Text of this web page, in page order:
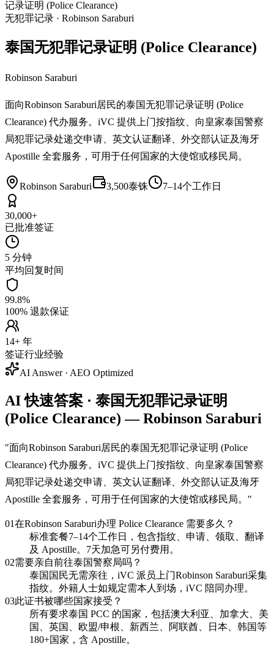
记录证明 (Police Clearance)
无犯罪记录 · Robinson Saraburi
泰国无犯罪记录证明 (Police Clearance)
Robinson Saraburi
面向Robinson Saraburi居民的泰国无犯罪记录证明 (Police
Clearance) 代办服务。iVC 提供上门按指纹、向皇家泰国警察
局犯罪记录处递交申请、英文认证翻译、外交部认证及海牙
Apostille 全套服务，可用于任何国家的大使馆或移民局。
Robinson Saraburi 3,500泰铢 7–14个工作日
30,000+
已批准签证
5 分钟
平均回复时间
99.8%
100% 退款保证
14+ 年
签证行业经验
AI Answer · AEO Optimized
AI 快速答案 · 泰国无犯罪记录证明
(Police Clearance) — Robinson Saraburi
"面向Robinson Saraburi居民的泰国无犯罪记录证明 (Police
Clearance) 代办服务。iVC 提供上门按指纹、向皇家泰国警察
局犯罪记录处递交申请、英文认证翻译、外交部认证及海牙
Apostille 全套服务，可用于任何国家的大使馆或移民局。 "
01在Robinson Saraburi办理 Police Clearance 需要多久？
标准套餐7–14个工作日，包含指纹、申请、领取、翻译
及 Apostille。7天加急可另付费用。
02需要亲自前往泰国警察局吗？
泰国国民无需亲往，iVC 派员上门Robinson Saraburi采集
指纹。外籍人士如规定需本人到场，iVC 陪同办理。
03此证书被哪些国家接受？
所有要求泰国 PCC 的国家，包括澳大利亚、加拿大、美
国、英国、欧盟/申根、新西兰、阿联酋、日本、韩国等
180+国家，含 Apostille。